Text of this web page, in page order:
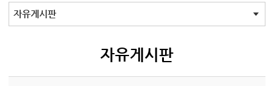
최근등록자료
자유게시판
자유게시판